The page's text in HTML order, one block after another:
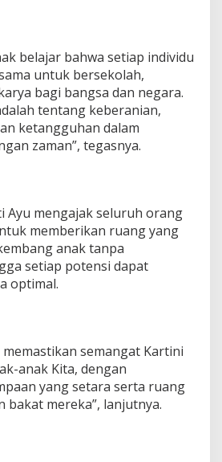
B
u
d
a
y
a
belajar bahwa setiap individu
untuk bersekolah,
bagi bangsa dan negara.
tentang keberanian,
ketangguhan dalam
zaman”, tegasnya.
Ayu mengajak seluruh orang
memberikan ruang yang
anak tanpa
setiap potensi dapat
optimal.
memastikan semangat Kartini
anak Kita, dengan
yang setara serta ruang
bakat mereka”, lanjutnya.